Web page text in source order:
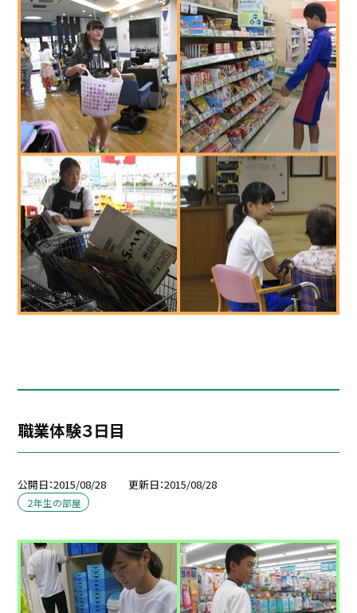
職業体験３日目
公開日 2015/08/28 更新日 2015/08/28
２年生の部屋